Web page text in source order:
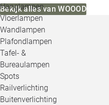
Hanglampen
Vloerlampen
Wandlampen
Plafondlampen
Tafel- &
Bureaulampen
Spots
Railverlichting
Buitenverlichting
Bekijk alles van WOOOD